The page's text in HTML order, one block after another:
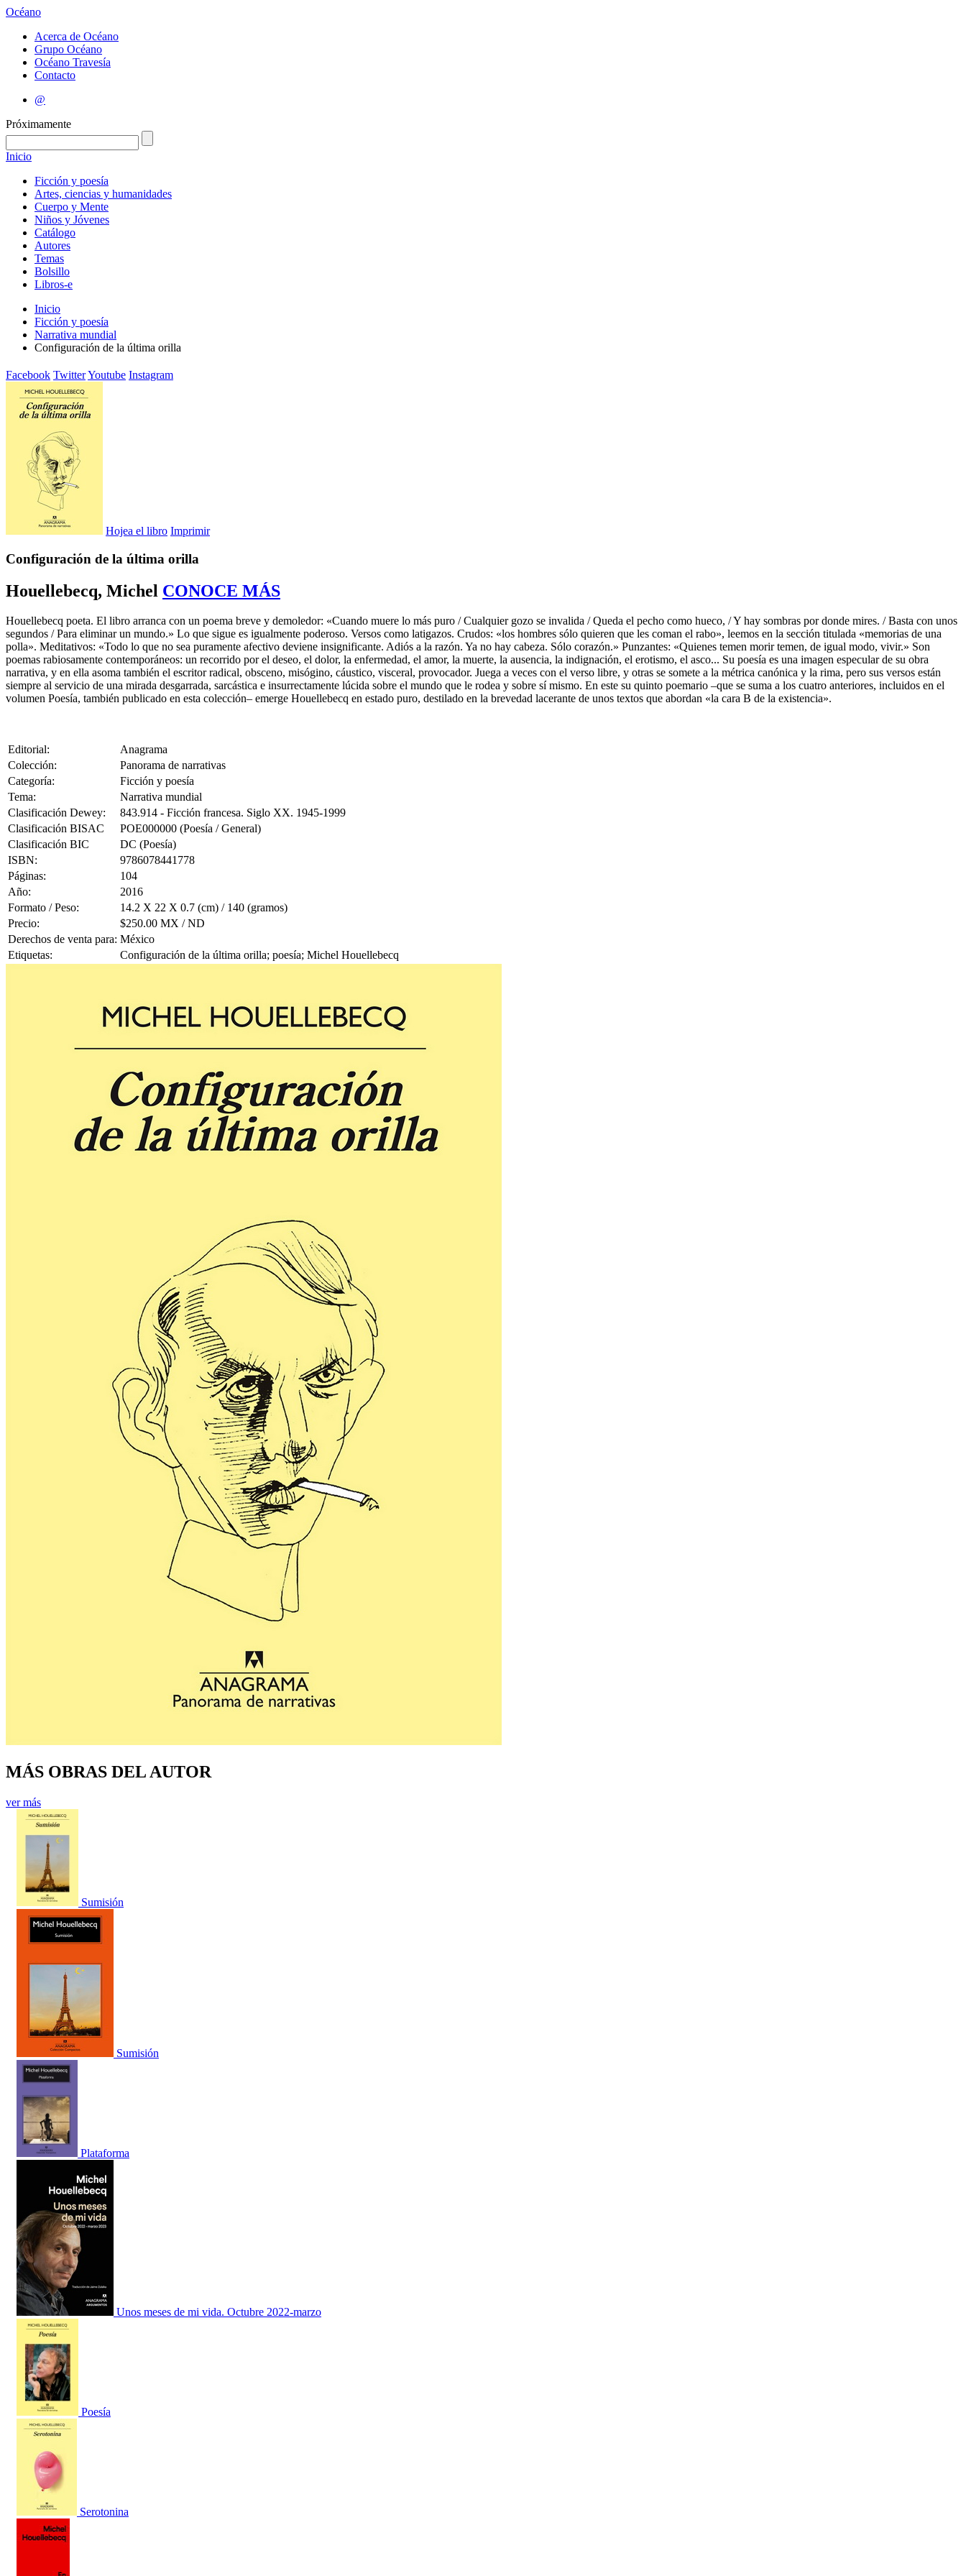
Océano
Acerca de Océano
Grupo Océano
Océano Travesía
Contacto
@
Próximamente
Inicio
Ficción y poesía
Artes, ciencias y humanidades
Cuerpo y Mente
Niños y Jóvenes
Catálogo
Autores
Temas
Bolsillo
Libros-e
Inicio
Ficción y poesía
Narrativa mundial
Configuración de la última orilla
Facebook TwitterYoutube Instagram
Hojea el libro Imprimir
Configuración de la última orilla
Houellebecq, Michel CONOCE MÁS
Houellebecq poeta. El libro arranca con un poema breve y demoledor: «Cuando muere lo más puro / Cualquier gozo se invalida / Queda el pecho como hueco, / Y hay sombras por donde mires. / Basta con unos
segundos / Para eliminar un mundo.» Lo que sigue es igualmente poderoso. Versos como latigazos. Crudos: «los hombres sólo quieren que les coman el rabo», leemos en la sección titulada «memorias de una
polla». Meditativos: «Todo lo que no sea puramente afectivo deviene insignificante. Adiós a la razón. Ya no hay cabeza. Sólo corazón.» Punzantes: «Quienes temen morir temen, de igual modo, vivir.» Son
poemas rabiosamente contemporáneos: un recorrido por el deseo, el dolor, la enfermedad, el amor, la muerte, la ausencia, la indignación, el erotismo, el asco... Su poesía es una imagen especular de su obra
narrativa, y en ella asoma también el escritor radical, obsceno, misógino, cáustico, visceral, provocador. Juega a veces con el verso libre, y otras se somete a la métrica canónica y la rima, pero sus versos están
siempre al servicio de una mirada desgarrada, sarcástica e insurrectamente lúcida sobre el mundo que le rodea y sobre sí mismo. En este su quinto poemario –que se suma a los cuatro anteriores, incluidos en el
volumen Poesía, también publicado en esta colección– emerge Houellebecq en estado puro, destilado en la brevedad lacerante de unos textos que abordan «la cara B de la existencia».
Editorial:
Anagrama
Colección:
Panorama de narrativas
Categoría:
Ficción y poesía
Tema:
Narrativa mundial
Clasificación Dewey:
843.914 - Ficción francesa. Siglo XX. 1945-1999
Clasificación BISAC
POE000000 (Poesía / General)
Clasificación BIC
DC (Poesía)
ISBN:
9786078441778
Páginas:
104
Año:
2016
Formato / Peso:
14.2 X 22 X 0.7 (cm) / 140 (gramos)
Precio:
$250.00 MX / ND
Derechos de venta para: México
Etiquetas:
Configuración de la última orilla; poesía; Michel Houellebecq
MÁS OBRAS DEL AUTOR
ver más
Sumisión
Sumisión
Plataforma
Unos meses de mi vida. Octubre 2022-marzo
Poesía
Serotonina